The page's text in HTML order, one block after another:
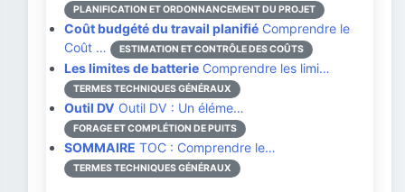
PLANIFICATION ET ORDONNANCEMENT DU PROJET
Coût budgété du travail planifié Comprendre le
Coût …
ESTIMATION ET CONTRÔLE DES COÛTS
Les limites de batterie Comprendre les limi…
TERMES TECHNIQUES GÉNÉRAUX
Outil DV Outil DV : Un éléme…
FORAGE ET COMPLÉTION DE PUITS
SOMMAIRE TOC : Comprendre le…
TERMES TECHNIQUES GÉNÉRAUX